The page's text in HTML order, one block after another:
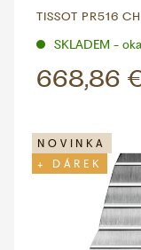
TISSOT PR516
SKLADEM -
668,86
NOVINKA
+ DÁREK